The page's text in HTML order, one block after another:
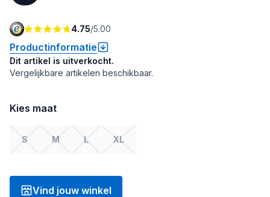
4.75/5.00
Productinformatie
Dit artikel is uitverkocht.
Vergelijkbare artikelen beschikbaar.
Kies maat
S M L XL
Vind jouw winkel